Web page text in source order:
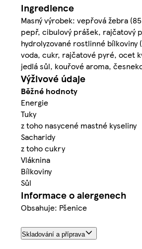
Ingredience
Masný výrobek: vepřová žebra
pepř, cibulový prášek, rajčatový
hydrolyzované rostlinné
voda, cukr, rajčatové pyré, ocet
jedlá sůl, kouřové aroma,
Výživové údaje
Běžné hodnoty
Energie
Tuky
z toho nasycené mastné kyseliny
Sacharidy
z toho cukry
Vláknina
Bílkoviny
Sůl
Informace o alergenech
Obsahuje: Pšenice
Skladování a příprava